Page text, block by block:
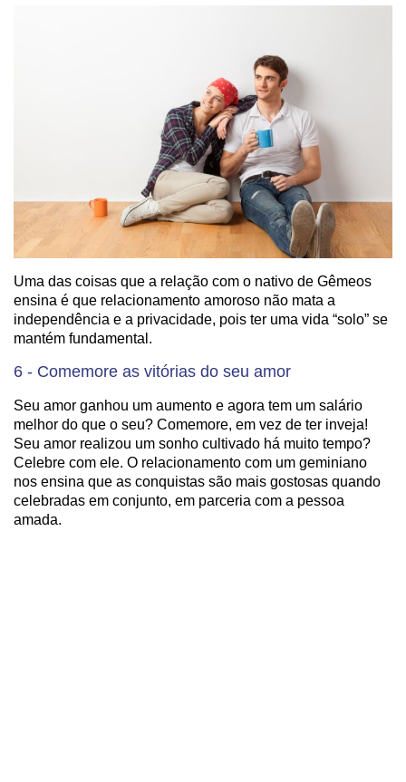
Uma das coisas que a relação com o nativo de Gêmeos
ensina é que relacionamento amoroso não mata a
independência e a privacidade, pois ter uma vida “solo” se
mantém fundamental.
6 - Comemore as vitórias do seu amor
Seu amor ganhou um aumento e agora tem um salário
melhor do que o seu? Comemore, em vez de ter inveja!
Seu amor realizou um sonho cultivado há muito tempo?
Celebre com ele. O relacionamento com um geminiano
nos ensina que as conquistas são mais gostosas quando
celebradas em conjunto, em parceria com a pessoa
amada.